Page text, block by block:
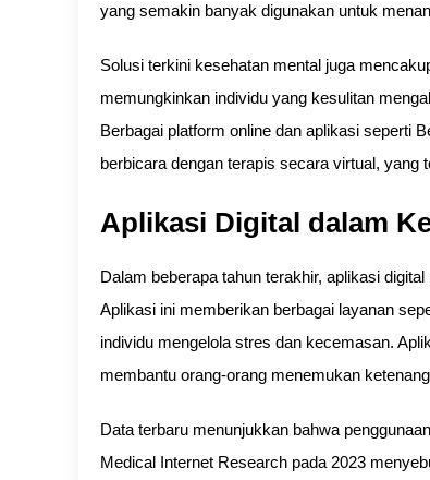
yang semakin banyak digunakan untuk
Solusi terkini kesehatan mental juga
memungkinkan individu yang kesulitan
Berbagai platform online dan aplikasi seperti
berbicara dengan terapis secara virtual,
Aplikasi Digital dalam
Dalam beberapa tahun terakhir, aplikasi
Aplikasi ini memberikan berbagai layanan
individu mengelola stres dan kecemasan.
membantu orang-orang menemukan
Data terbaru menunjukkan bahwa
Medical Internet Research pada 2023